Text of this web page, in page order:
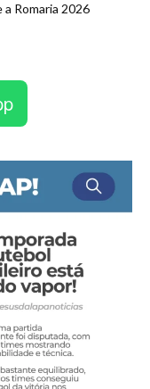
Romaria 2026